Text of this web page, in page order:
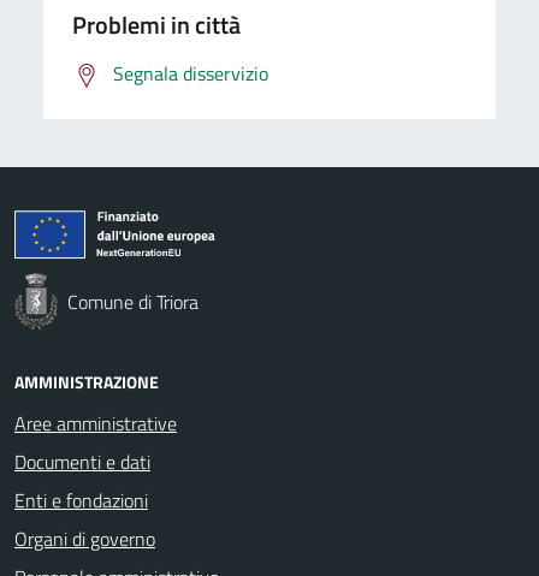
Problemi in città
Segnala disservizio
Comune di Triora
AMMINISTRAZIONE
Aree amministrative
Documenti e dati
Enti e fondazioni
Organi di governo